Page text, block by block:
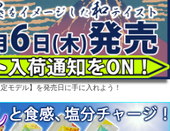
モデル】を発売日に手に入れよう！